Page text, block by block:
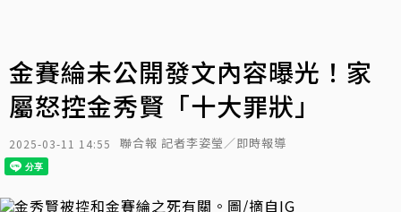
金賽綸未公開發文內容曝光！家
屬怒控金秀賢「十大罪狀」
2025-03-11 14:55 聯合報 記者李姿瑩／即時報導